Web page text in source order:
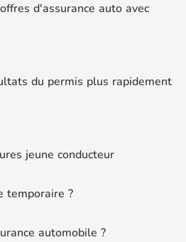
d'assurance auto avec
du permis plus rapidement
jeune conducteur
temporaire ?
automobile ?